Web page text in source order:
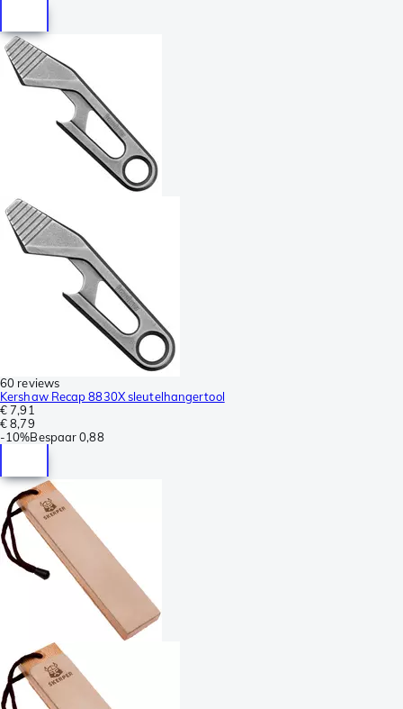
60 reviews
Kershaw Recap 8830X sleutelhangertool
€ 7,91
€ 8,79
-10%Bespaar 0,88